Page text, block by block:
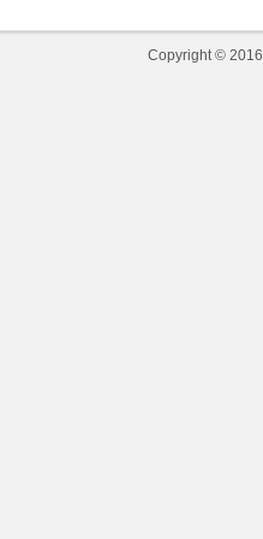
Copyright © 2016